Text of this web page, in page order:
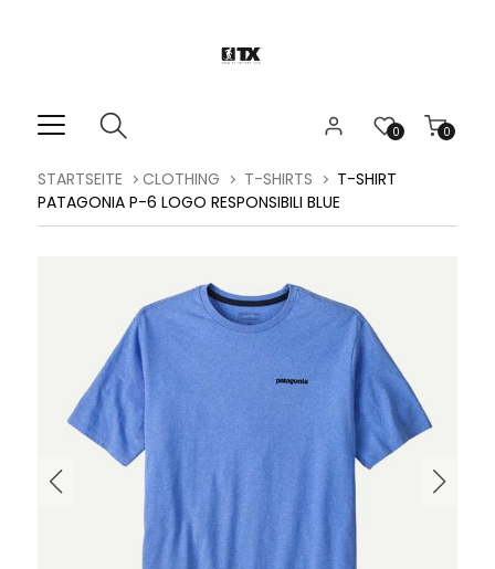
0
0
STARTSEITE CLOTHING T-SHIRTS
T-SHIRT
PATAGONIA P-6 LOGO RESPONSIBILI BLUE